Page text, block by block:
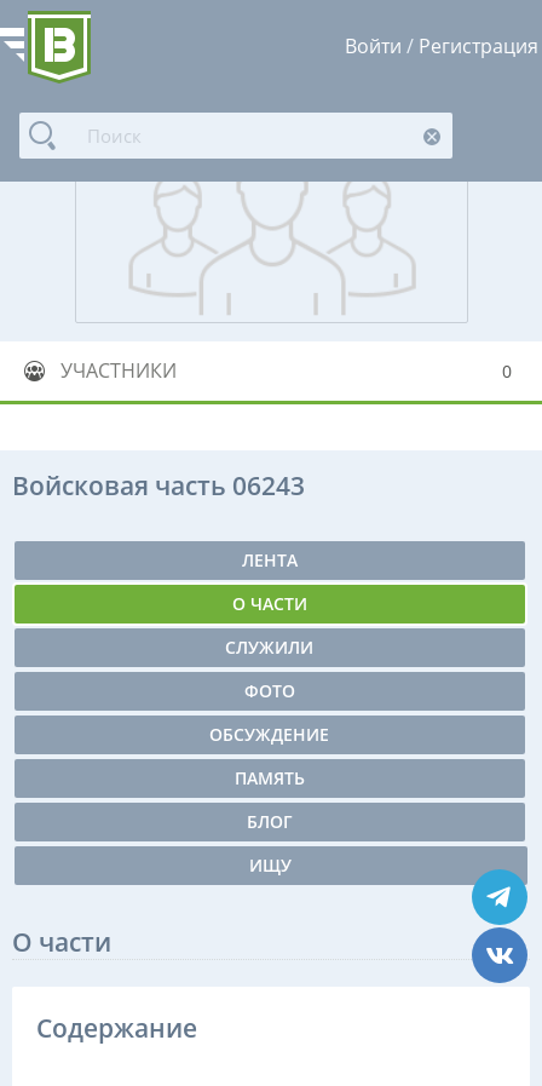
Войти / Регистрация
УЧАСТНИКИ 0
Войсковая часть 06243
ЛЕНТА
О ЧАСТИ
СЛУЖИЛИ
ФОТО
ОБСУЖДЕНИЕ
ПАМЯТЬ
БЛОГ
ИЩУ
О части
Содержание